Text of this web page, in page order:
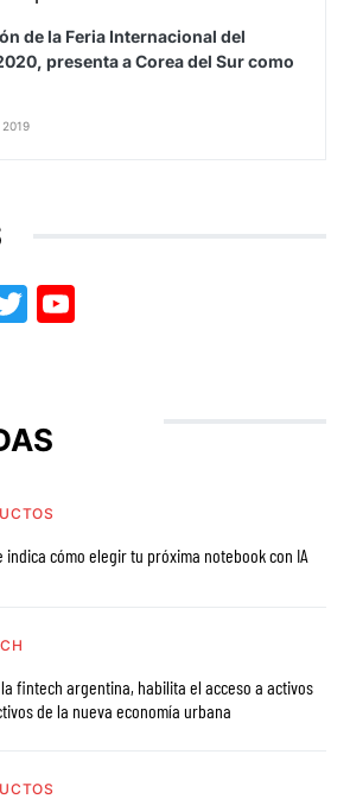
de la Feria Internacional del
presenta a Corea del Sur como
2019
Twitter
indica cómo elegir tu próxima notebook con IA
argentina, habilita el acceso a activos
de la nueva economía urbana